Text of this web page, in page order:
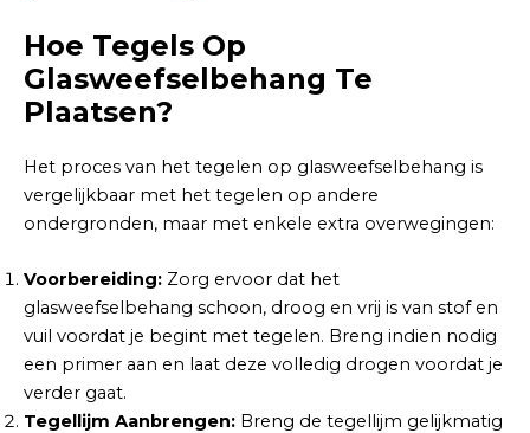
Hoe Tegels Op
Glasweefselbehang Te
Plaatsen?
Het proces van het tegelen op glasweefselbehang is
vergelijkbaar met het tegelen op andere
ondergronden, maar met enkele extra overwegingen:
Voorbereiding: Zorg ervoor dat het
glasweefselbehang schoon, droog en vrij is van stof en
vuil voordat je begint met tegelen. Breng indien nodig
een primer aan en laat deze volledig drogen voordat je
verder gaat.
Tegellijm Aanbrengen: Breng de tegellijm gelijkmatig